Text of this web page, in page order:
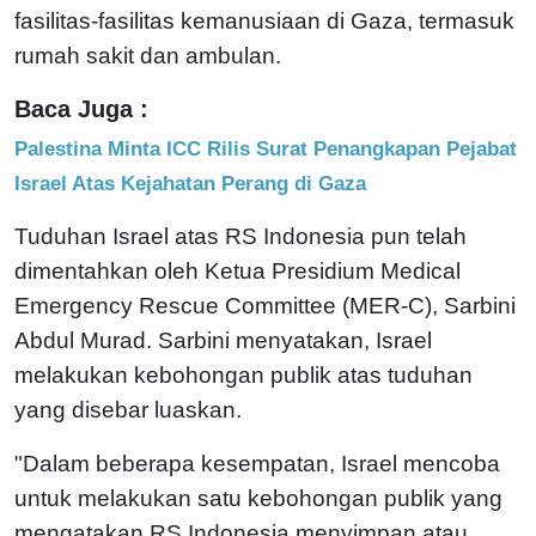
fasilitas-fasilitas kemanusiaan di Gaza, termasuk
rumah sakit dan ambulan.
Baca Juga :
Palestina Minta ICC Rilis Surat Penangkapan Pejabat
Israel Atas Kejahatan Perang di Gaza
Tuduhan Israel atas RS Indonesia pun telah
dimentahkan oleh Ketua Presidium Medical
Emergency Rescue Committee (MER-C), Sarbini
Abdul Murad. Sarbini menyatakan, Israel
melakukan kebohongan publik atas tuduhan
yang disebar luaskan.
"Dalam beberapa kesempatan, Israel mencoba
untuk melakukan satu kebohongan publik yang